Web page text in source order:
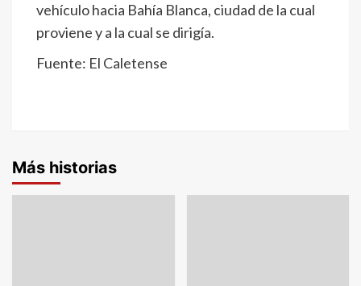
vehículo hacia Bahía Blanca, ciudad de la cual
proviene y a la cual se dirigía.
Fuente: El Caletense
Más historias